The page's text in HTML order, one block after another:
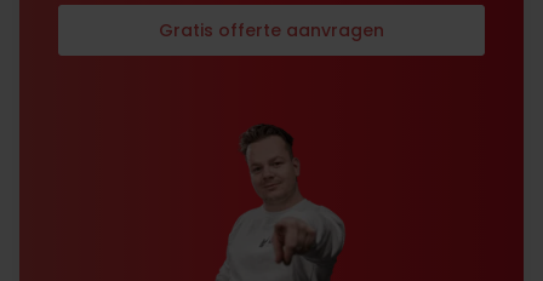
Gratis offerte aanvragen